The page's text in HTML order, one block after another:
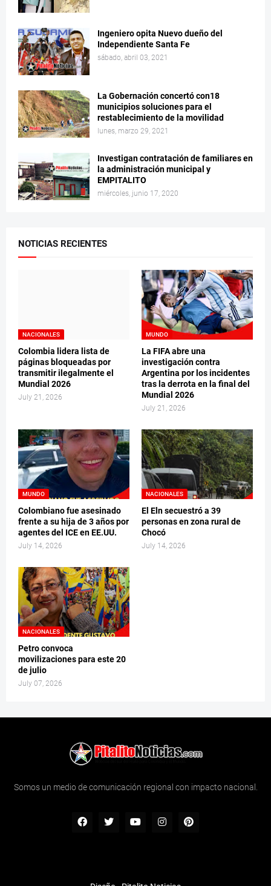
Ingeniero opita Nuevo dueño del
Independiente Santa Fe
sábado, abril 03, 2021
La Gobernación concertó con18
municipios soluciones para el
restablecimiento de la movilidad
lunes, marzo 29, 2021
Investigan contratación de familiares en
la administración municipal y
EMPITALITO
miércoles, junio 17, 2020
NOTICIAS RECIENTES
NACIONALES
Colombia lidera lista de
páginas bloqueadas por
transmitir ilegalmente el
Mundial 2026
July 21, 2026
MUNDO
La FIFA abre una
investigación contra
Argentina por los incidentes
tras la derrota en la final del
Mundial 2026
July 21, 2026
MUNDO
Colombiano fue asesinado
frente a su hija de 3 años por
agentes del ICE en EE.UU.
July 14, 2026
NACIONALES
El Eln secuestró a 39
personas en zona rural de
Chocó
July 14, 2026
NACIONALES
Petro convoca
movilizaciones para este 20
de julio
July 07, 2026
Somos un medio de comunicación regional con impacto nacional.